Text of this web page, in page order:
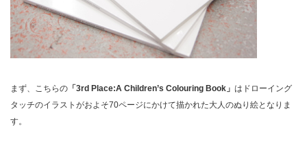
まず、こちらの 「3rd Place:A Children’s Colouring Book」 はドローイング
タッチのイラストがおよそ70ページにかけて描かれた大人のぬり絵となりま
す。